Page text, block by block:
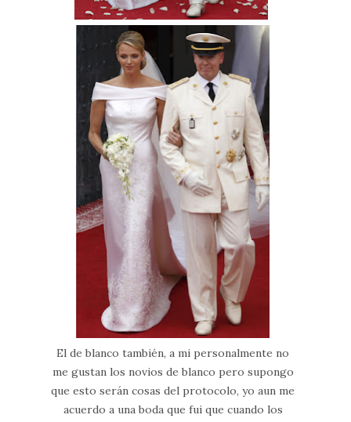
El de blanco también, a mi personalmente no
me gustan los novios de blanco pero supongo
que esto serán cosas del protocolo, yo aun me
acuerdo a una boda que fui que cuando los